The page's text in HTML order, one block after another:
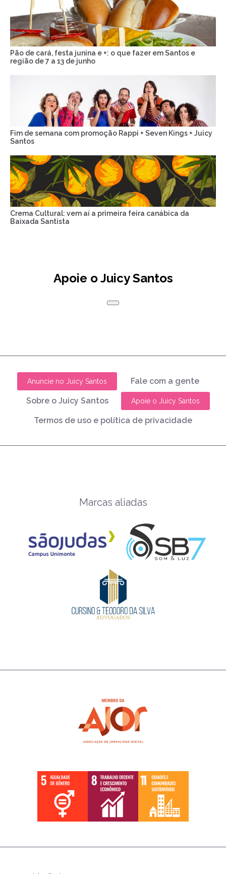
Pão de cará, festa junina e +: o que fazer em Santos e
região de 7 a 13 de junho
Fim de semana com promoção Rappi + Seven Kings + Juicy
Santos
Crema Cultural: vem aí a primeira feira canábica da
Baixada Santista
Apoie o Juicy Santos
Anuncie no Juicy Santos Fale com a gente
Sobre o Juicy Santos Apoie o Juicy Santos
Termos de uso e política de privacidade
Marcas aliadas